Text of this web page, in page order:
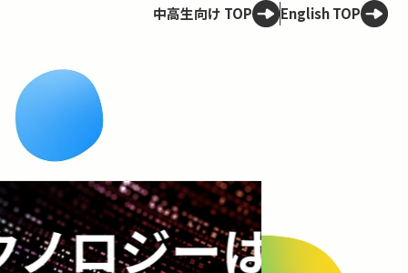
中高生向け TOP English TOP
ける